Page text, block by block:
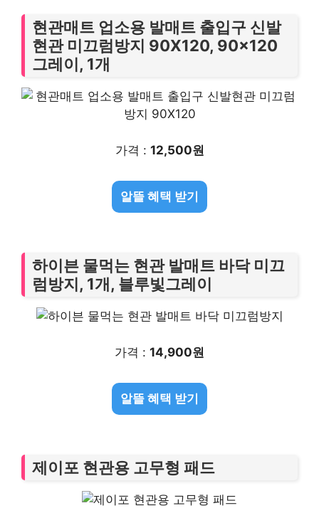
현관매트 업소용 발매트 출입구 신발
현관 미끄럼방지 90X120, 90×120
그레이, 1개
가격 : 12,500원
알뜰 혜택 받기
하이븐 물먹는 현관 발매트 바닥 미끄
럼방지, 1개, 블루빛그레이
가격 : 14,900원
알뜰 혜택 받기
제이포 현관용 고무형 패드